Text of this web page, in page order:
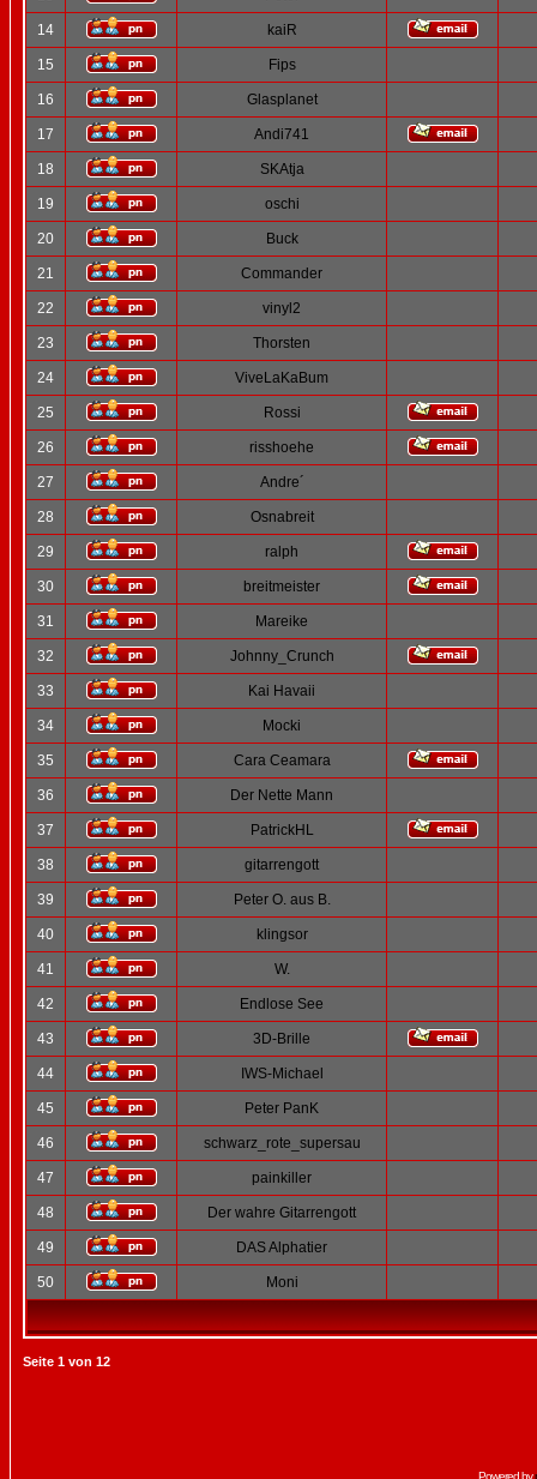
14 kaiR
15 Fips
16 Glasplanet
17 Andi741
18 SKAtja
19 oschi
20 Buck
21 Commander
22 vinyl2
23 Thorsten
24 ViveLaKaBum
25 Rossi
26 risshoehe
27 Andre´
28 Osnabreit
29 ralph
30 breitmeister
31 Mareike
32 Johnny_Crunch
33 Kai Havaii
34 Mocki
35 Cara Ceamara
36 Der Nette Mann
37 PatrickHL
38 gitarrengott
39 Peter O. aus B.
40 klingsor
41 W.
42 Endlose See
43 3D-Brille
44 IWS-Michael
45 Peter PanK
46 schwarz_rote_supersau
47 painkiller
48 Der wahre Gitarrengott
49 DAS Alphatier
50 Moni
Seite 1 von 12
Powered by